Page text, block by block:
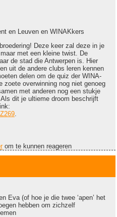
en Leuven en WINAKkers
Deze keer zal deze in je
met een kleine twist. De
de stad die Antwerpen is. Hier
uit de andere clubs leren kennen
delen om de quiz der WINA-
zoete overwinning nog niet genoeg
met anderen nog een stukje
dit je ultieme droom beschrijft
.
om te kunnen reageren
Eva (of hoe je die twee ‘apen’ het
hebben om zichzelf